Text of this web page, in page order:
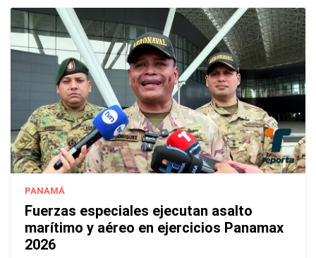
PANAMÁ
Fuerzas especiales ejecutan asalto
marítimo y aéreo en ejercicios Panamax
2026